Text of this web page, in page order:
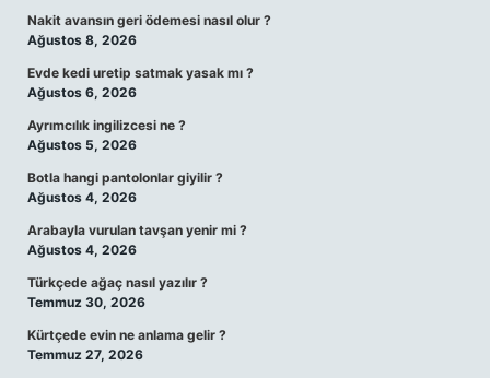
Nakit avansın geri ödemesi nasıl olur ?
Ağustos 8, 2026
Evde kedi uretip satmak yasak mı ?
Ağustos 6, 2026
Ayrımcılık ingilizcesi ne ?
Ağustos 5, 2026
Botla hangi pantolonlar giyilir ?
Ağustos 4, 2026
Arabayla vurulan tavşan yenir mi ?
Ağustos 4, 2026
Türkçede ağaç nasıl yazılır ?
Temmuz 30, 2026
Kürtçede evin ne anlama gelir ?
Temmuz 27, 2026